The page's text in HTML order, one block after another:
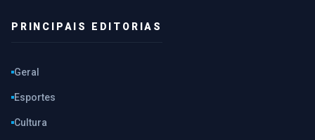
PRINCIPAIS EDITORIAS
Geral
Esportes
Cultura